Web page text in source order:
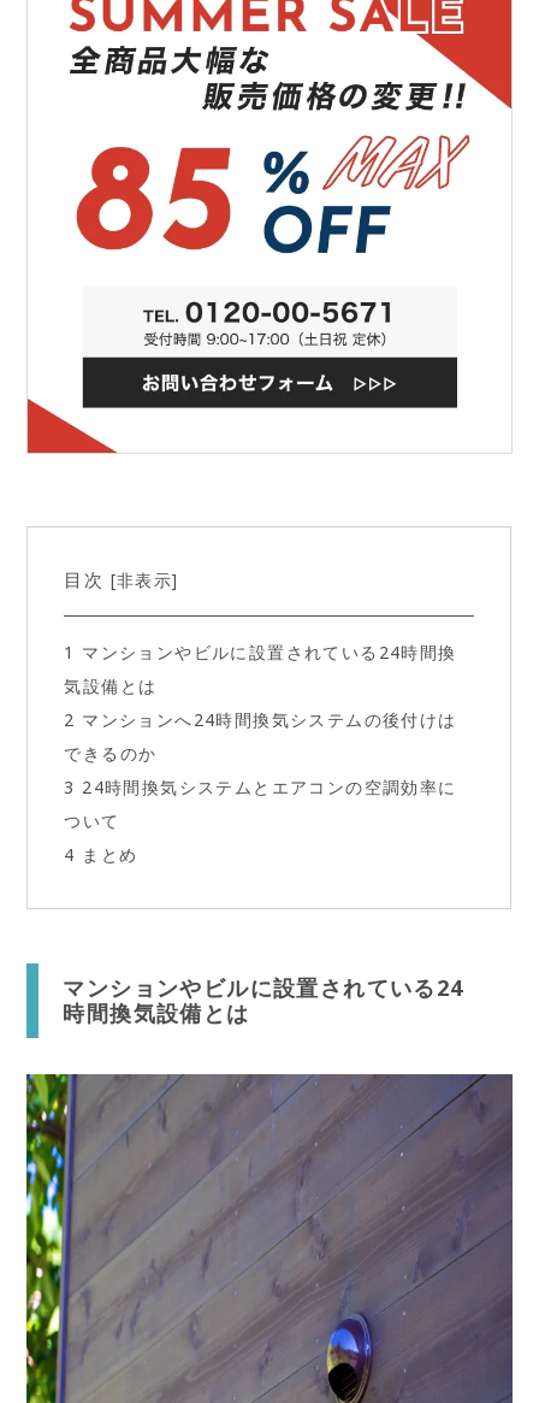
目次 [非表示]
1 マンションやビルに設置されている24時間換
気設備とは
2 マンションへ24時間換気システムの後付けは
できるのか
3 24時間換気システムとエアコンの空調効率に
ついて
4 まとめ
マンションやビルに設置されている24
時間換気設備とは